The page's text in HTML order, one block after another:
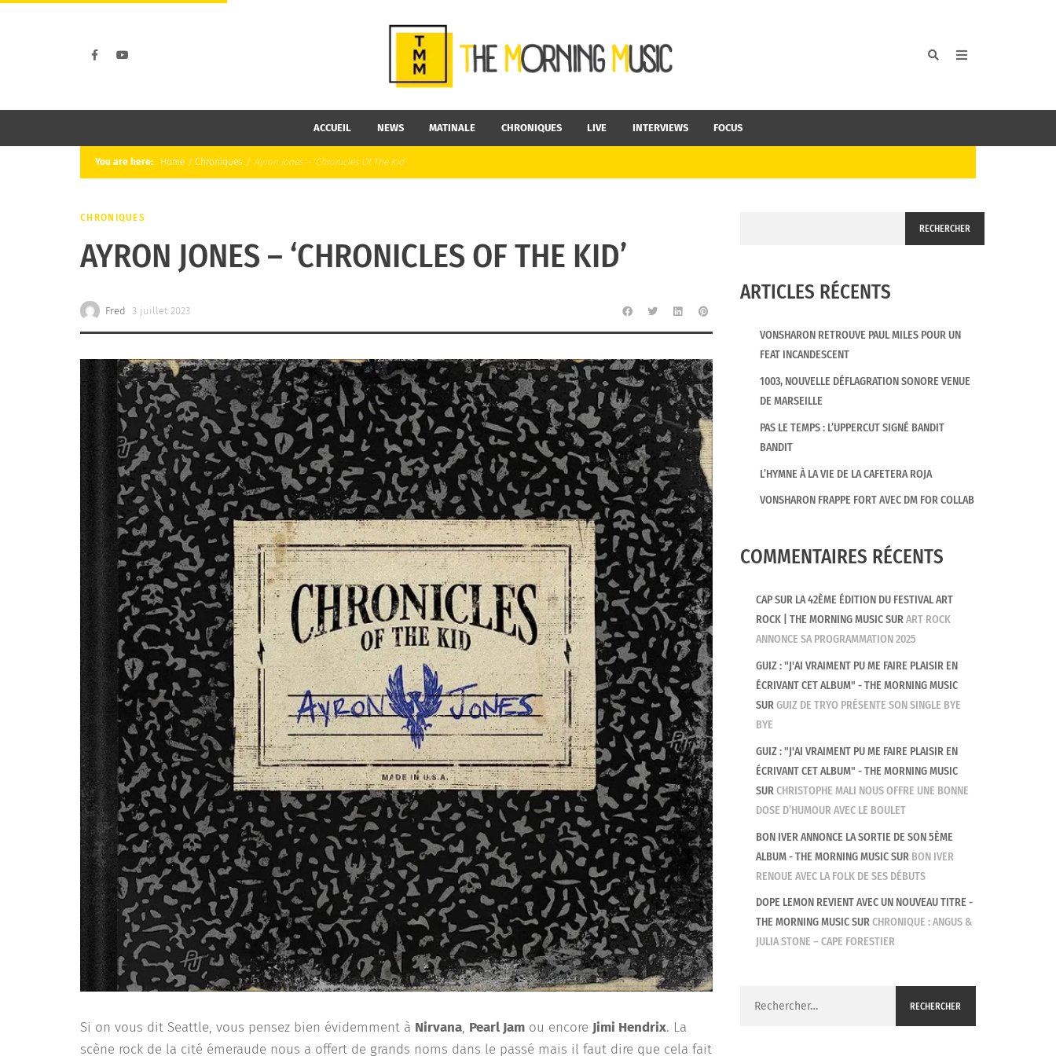
ACCUEIL NEWS MATINALE CHRONIQUES LIVE INTERVIEWS FOCUS
You are here: Home / Chroniques / Ayron Jones – ‘Chronicles Of The Kid’
CHRONIQUES
AYRON JONES – ‘CHRONICLES OF THE KID’
Fred 3 juillet 2023
Si on vous dit Seattle, vous pensez bien évidemment à Nirvana, Pearl Jam ou encore Jimi Hendrix. La
scène rock de la cité émeraude nous a offert de grands noms dans le passé mais il faut dire que cela fait
RECHERCHER
ARTICLES RÉCENTS
VONSHARON RETROUVE PAUL MILES POUR UN
FEAT INCANDESCENT
1003, NOUVELLE DÉFLAGRATION SONORE VENUE
DE MARSEILLE
PAS LE TEMPS : L’UPPERCUT SIGNÉ BANDIT
BANDIT
L’HYMNE À LA VIE DE LA CAFETERA ROJA
VONSHARON FRAPPE FORT AVEC DM FOR COLLAB
COMMENTAIRES RÉCENTS
CAP SUR LA 42ÈME ÉDITION DU FESTIVAL ART
ROCK | THE MORNING MUSICSURART ROCK
ANNONCE SA PROGRAMMATION 2025
GUIZ : "J'AI VRAIMENT PU ME FAIRE PLAISIR EN
ÉCRIVANT CET ALBUM" - THE MORNING MUSIC
SURGUIZ DE TRYO PRÉSENTE SON SINGLE BYE
BYE
GUIZ : "J'AI VRAIMENT PU ME FAIRE PLAISIR EN
ÉCRIVANT CET ALBUM" - THE MORNING MUSIC
SURCHRISTOPHE MALI NOUS OFFRE UNE BONNE
DOSE D’HUMOUR AVEC LE BOULET
BON IVER ANNONCE LA SORTIE DE SON 5ÈME
ALBUM - THE MORNING MUSICSUR BON IVER
RENOUE AVEC LA FOLK DE SES DÉBUTS
DOPE LEMON REVIENT AVEC UN NOUVEAU TITRE -
THE MORNING MUSICSURCHRONIQUE : ANGUS &
JULIA STONE – CAPE FORESTIER